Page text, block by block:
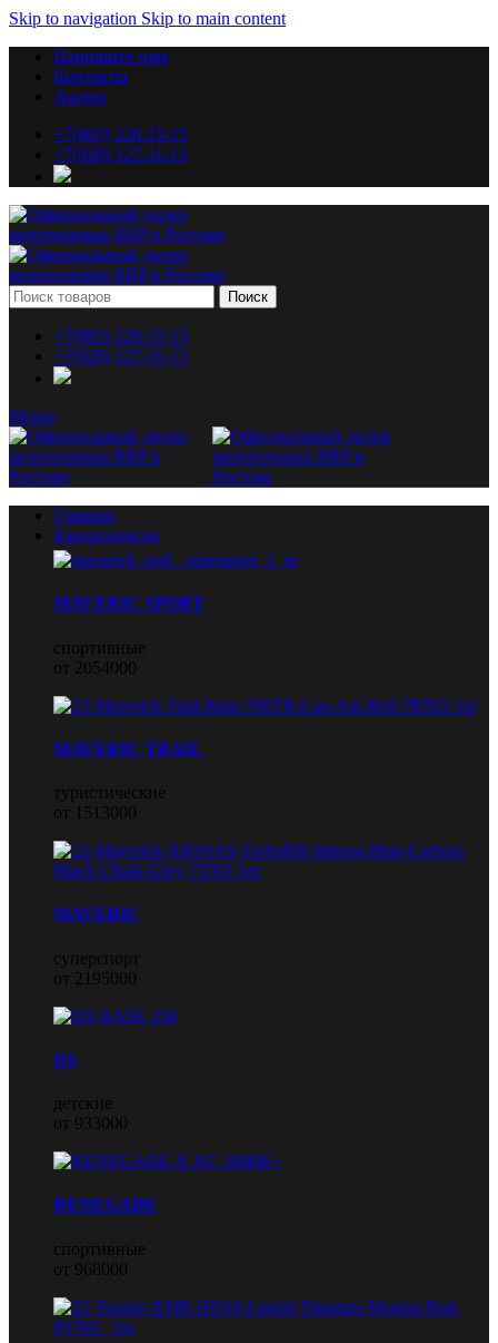
Skip to navigation Skip to main content
Напишите нам
Контакты
Акции
+7(863) 226-15-15
+7(928) 127-11-13
Поиск
+7(863) 226-15-15
+7(928) 127-11-13
Меню
Главная
Квадроциклы
MAVERIC SPORT
спортивные
от 2054000
MAVERIC TRAIL
туристические
от 1513000
MAVERIC
суперспорт
от 2195000
DS
детские
от 933000
RENEGADE
спортивные
от 968000